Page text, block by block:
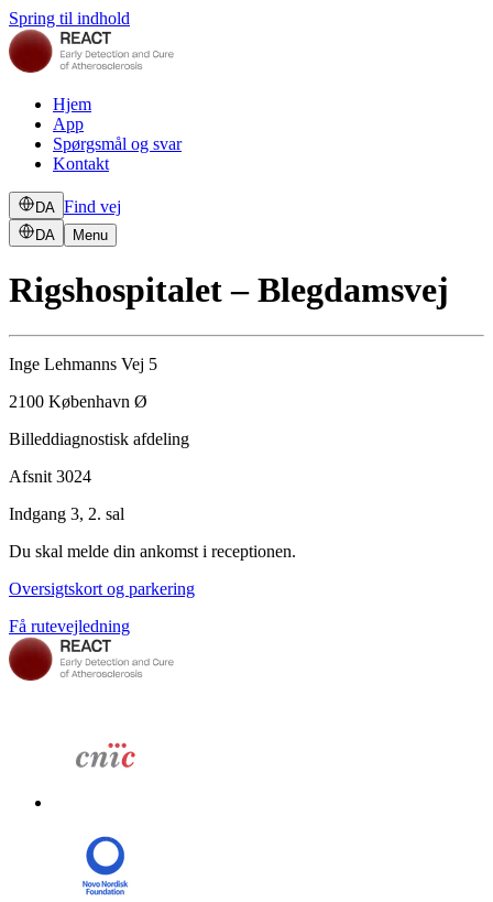
Spring til indhold
Hjem
App
Spørgsmål og svar
Kontakt
DA Find vej
DA Menu
Rigshospitalet – Blegdamsvej
Inge Lehmanns Vej 5
2100 København Ø
Billeddiagnostisk afdeling
Afsnit 3024
Indgang 3, 2. sal
Du skal melde din ankomst i receptionen.
Oversigtskort og parkering
Få rutevejledning